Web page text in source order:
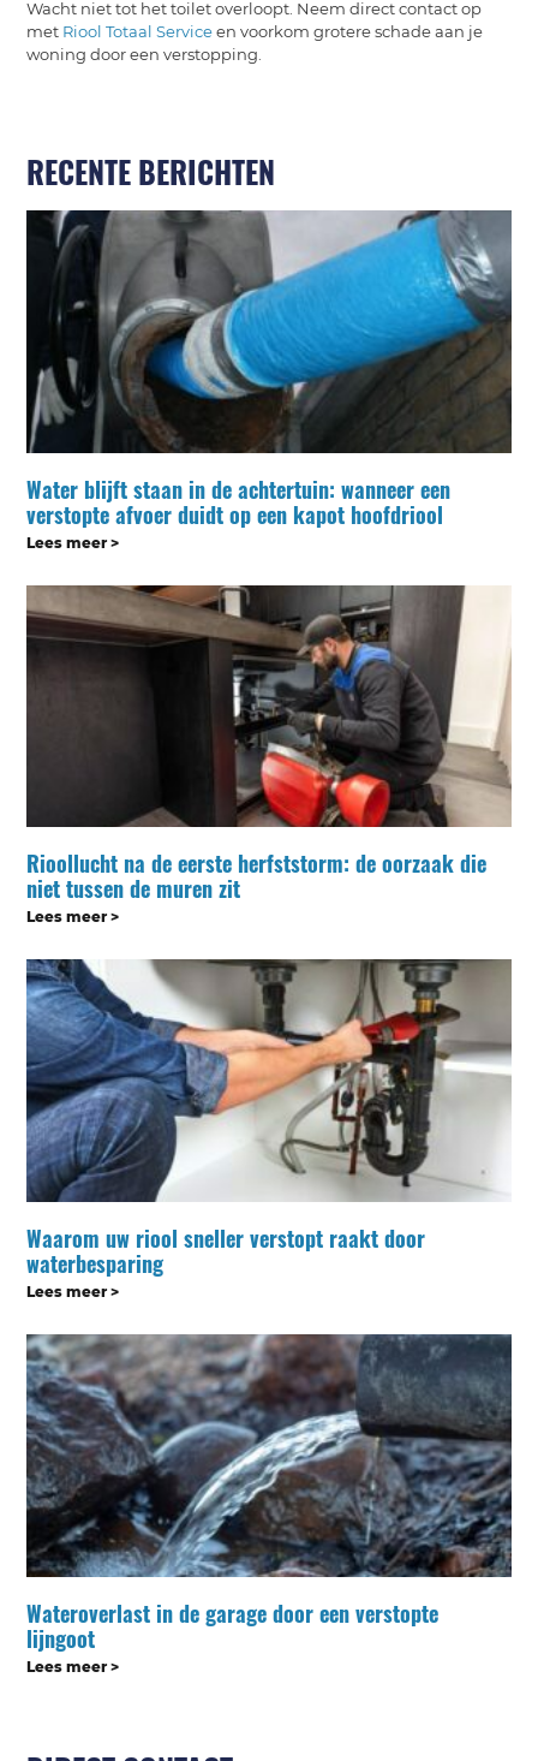
Wacht niet tot het toilet overloopt. Neem direct contact op
met Riool Totaal Serviceen voorkom grotere schade aan je
woning door een verstopping.
RECENTE BERICHTEN
Water blijft staan in de achtertuin: wanneer een
verstopte afvoer duidt op een kapot hoofdriool
Lees meer >
Rioollucht na de eerste herfststorm: de oorzaak die
niet tussen de muren zit
Lees meer >
Waarom uw riool sneller verstopt raakt door
waterbesparing
Lees meer >
Wateroverlast in de garage door een verstopte
lijngoot
Lees meer >